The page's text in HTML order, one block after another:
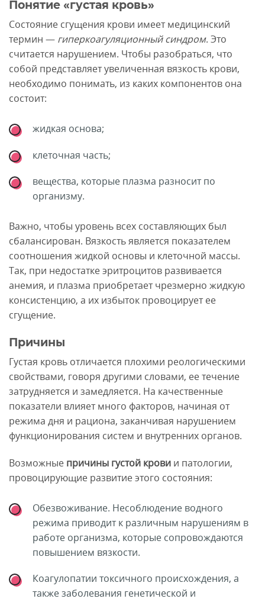
Понятие «густая кровь»
Состояние сгущения крови имеет медицинский
термин — гиперкоагуляционный синдром. Это
считается нарушением. Чтобы разобраться, что
собой представляет увеличенная вязкость крови,
необходимо понимать, из каких компонентов она
состоит:
жидкая основа;
клеточная часть;
вещества, которые плазма разносит по
организму.
Важно, чтобы уровень всех составляющих был
сбалансирован. Вязкость является показателем
соотношения жидкой основы и клеточной массы.
Так, при недостатке эритроцитов развивается
анемия, и плазма приобретает чрезмерно жидкую
консистенцию, а их избыток провоцирует ее
сгущение.
Причины
Густая кровь отличается плохими реологическими
свойствами, говоря другими словами, ее течение
затрудняется и замедляется. На качественные
показатели влияет много факторов, начиная от
режима дня и рациона, заканчивая нарушением
функционирования систем и внутренних органов.
Возможные причины густой крови и патологии,
провоцирующие развитие этого состояния:
Обезвоживание. Несоблюдение водного
режима приводит к различным нарушениям в
работе организма, которые сопровождаются
повышением вязкости.
Коагулопатии токсичного происхождения, а
также заболевания генетической и